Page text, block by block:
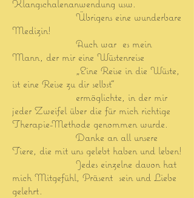
Klangschalenanwendung usw.
Übrigens eine wunderbare
Medizin!
Auch war es mein
Mann, der mir eine Wüstenreise
„Eine Reise in die Wüste,
ist eine Reise zu dir selbst“
ermöglichte, in der mir
jeder Zweifel über die für mich richtige
Therapie-Methode genommen wurde.
Danke an all unsere
Tiere, die mit uns gelebt haben und leben!
Jedes einzelne davon hat
mich Mitgefühl, Präsent sein und Liebe
gelehrt.